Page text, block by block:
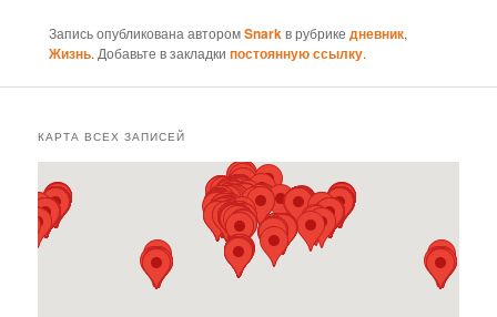
Запись опубликована авторомSnark в рубрике дневник,
Жизнь. Добавьте в закладки постоянную ссылку.
КАРТА ВСЕХ ЗАПИСЕЙ